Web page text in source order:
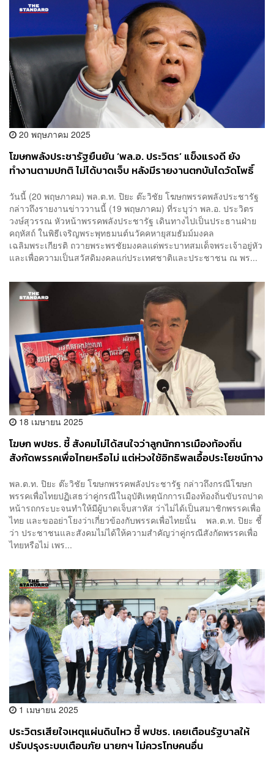
20 พฤษภาคม 2025
โฆษกพลังประชารัฐยืนยัน ‘พล.อ. ประวิตร’ แข็งแรงดี ยัง
ทำงานตามปกติ ไม่ได้บาดเจ็บ หลังมีรายงานตกบันไดวัดโพธิ์
วันนี้ (20 พฤษภาคม) พล.ต.ท. ปิยะ ต๊ะวิชัย โฆษกพรรคพลังประชารัฐ
กล่าวถึงรายงานข่าววานนี้ (19 พฤษภาคม) ที่ระบุว่า พล.อ. ประวิตร
วงษ์สุวรรณ หัวหน้าพรรคพลังประชารัฐ เดินทางไปเป็นประธานฝ่าย
คฤหัสถ์ ในพิธีเจริญพระพุทธมนต์นวัคคหายุสมธัมม์มงคล
เฉลิมพระเกียรติ ถวายพระพรชัยมงคลแด่พระบาทสมเด็จพระเจ้าอยู่หัว
และเพื่อความเป็นสวัสดิมงคลแก่ประเทศชาติและประชาชน ณ พร...
18 เมษายน 2025
โฆษก พปชร. ชี้ สังคมไม่ได้สนใจว่าลูกนักการเมืองท้องถิ่น
สังกัดพรรคเพื่อไทยหรือไม่ แต่ห่วงใช้อิทธิพลเอื้อประโยชน์ทาง
พล.ต.ท. ปิยะ ต๊ะวิชัย โฆษกพรรคพลังประชารัฐ กล่าวถึงกรณีโฆษก
พรรคเพื่อไทยปฏิเสธว่าคู่กรณีในอุบัติเหตุนักการเมืองท้องถิ่นขับรถปาด
หน้ารถกระบะจนทำให้มีผู้บาดเจ็บสาหัส ว่าไม่ได้เป็นสมาชิกพรรคเพื่อ
ไทย และขออย่าโยงว่าเกี่ยวข้องกับพรรคเพื่อไทยนั้น พล.ต.ท. ปิยะ ชี้
ว่า ประชาชนและสังคมไม่ได้ให้ความสำคัญว่าคู่กรณีสังกัดพรรคเพื่อ
ไทยหรือไม่ เพร...
1 เมษายน 2025
ประวิตรเสียใจเหตุแผ่นดินไหว ชี้ พปชร. เคยเตือนรัฐบาลให้
ปรับปรุงระบบเตือนภัย นายกฯ ไม่ควรโทษคนอื่น